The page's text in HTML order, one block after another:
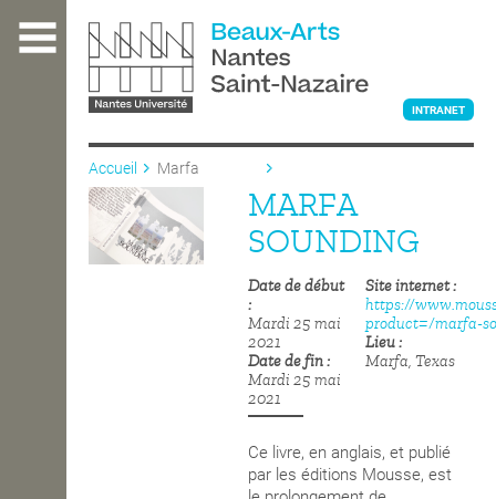
contenu
L'ÉCOLE
INTRANET
Accueil
Marfa
Sounding
MARFA
SOUNDING
Date de début
Mardi 25 mai
2021
Date de fin
Mardi 25 mai
2021
Site internet
https://
product=/marfa-
Lieu
Marfa, Texas
Ce livre, en anglais, et publié
par les éditions Mousse, est